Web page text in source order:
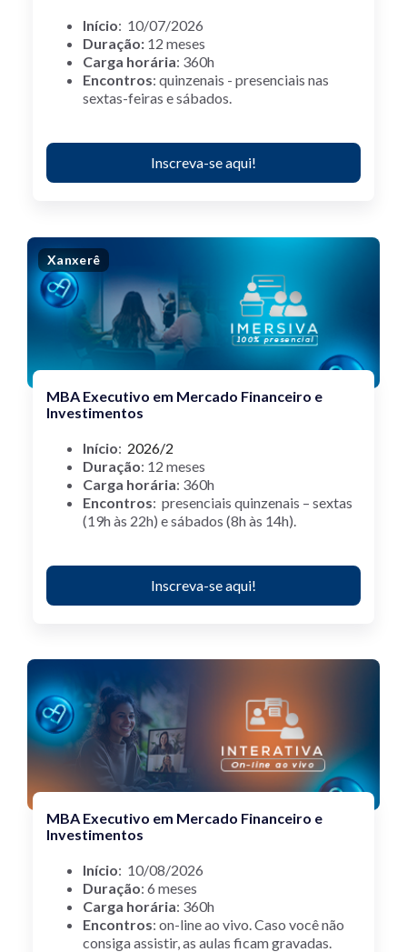
Início: 10/07/2026
Duração: 12 meses
Carga horária: 360h
Encontros: quinzenais - presenciais nas
sextas-feiras e sábados.
Inscreva-se aqui!
Xanxerê
MBA Executivo em Mercado Financeiro e
Investimentos
Início: 2026/2
Duração: 12 meses
Carga horária: 360h
Encontros: presenciais quinzenais – sextas
(19h às 22h) e sábados (8h às 14h).
Inscreva-se aqui!
MBA Executivo em Mercado Financeiro e
Investimentos
Início: 10/08/2026
Duração: 6 meses
Carga horária: 360h
Encontros: on-line ao vivo. Caso você não
consiga assistir, as aulas ficam gravadas.